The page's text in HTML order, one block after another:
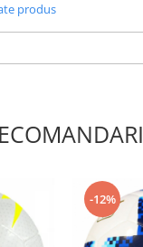
produs
-12%